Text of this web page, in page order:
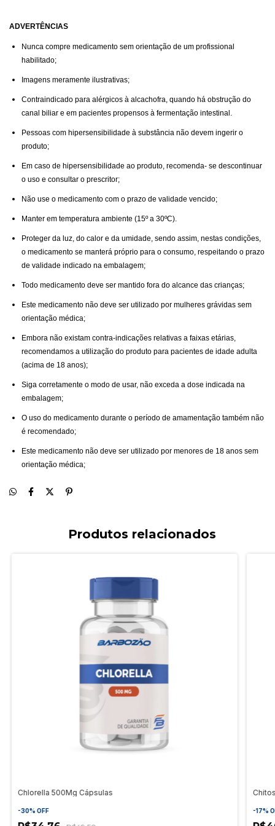
ADVERTÊNCIAS
Nunca compre medicamento sem orientação de um profissional
habilitado;
Imagens meramente ilustrativas;
Contraindicado para alérgicos à alcachofra, quando há obstrução do
canal biliar e em pacientes propensos à fermentação intestinal.
Pessoas com hipersensibilidade à substância não devem ingerir o
produto;
Em caso de hipersensibilidade ao produto, recomenda- se descontinuar
o uso e consultar o prescritor;
Não use o medicamento com o prazo de validade vencido;
Manter em temperatura ambiente (15º a 30ºC).
Proteger da luz, do calor e da umidade, sendo assim, nestas condições,
o medicamento se manterá próprio para o consumo, respeitando o prazo
de validade indicado na embalagem;
Todo medicamento deve ser mantido fora do alcance das crianças;
Este medicamento não deve ser utilizado por mulheres grávidas sem
orientação médica;
Embora não existam contra-indicações relativas a faixas etárias,
recomendamos a utilização do produto para pacientes de idade adulta
(acima de 18 anos);
Siga corretamente o modo de usar, não exceda a dose indicada na
embalagem;
O uso do medicamento durante o período de amamentação também não
é recomendado;
Este medicamento não deve ser utilizado por menores de 18 anos sem
orientação médica;
Produtos relacionados
Chlorella 500Mg Cápsulas
-30% OFF -17%